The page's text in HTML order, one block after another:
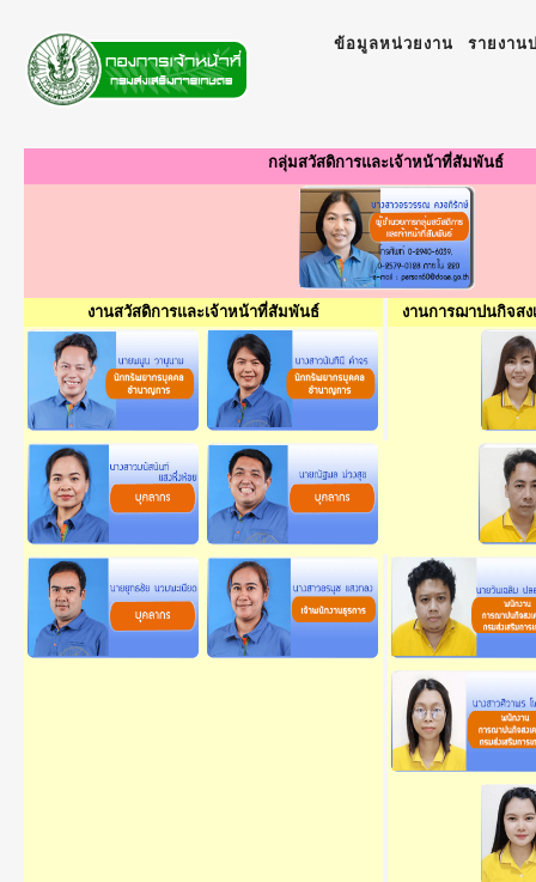
ข้อมูลหน่วยงาน รายงาน
กลุ่มสวัสดิการและเจ้าหน้าที่สัมพันธ์
งานสวัสดิการและเจ้าหน้าที่สัมพันธ์ งานการฌาปนกิจสง